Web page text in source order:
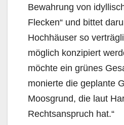
Bewahrung von
Flecken“ und bittet
Hochhäuser so
möglich konzipiert
möchte ein grünes
monierte die geplante
Moosgrund, die laut
Rechtsanspruch hat.“